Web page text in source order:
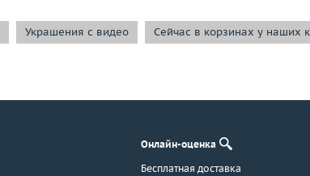
Украшения с видео Сейчас в корзинах у наших
Онлайн-оценка
Бесплатная доставка